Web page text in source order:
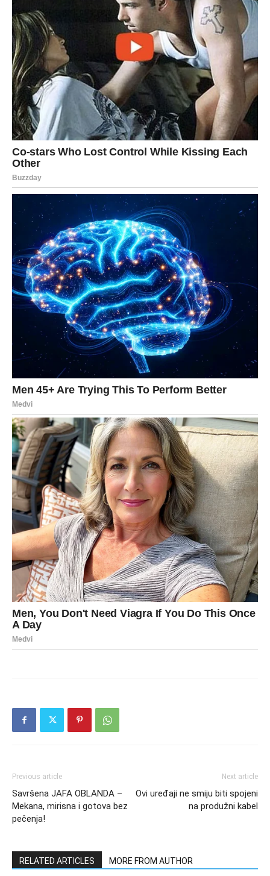
Previous article
Savršena JAFA OBLANDA –
Mekana, mirisna i gotova bez
pečenja!
Next article
Ovi uređaji ne smiju biti spojeni
na produžni kabel
RELATED ARTICLES MORE FROM AUTHOR